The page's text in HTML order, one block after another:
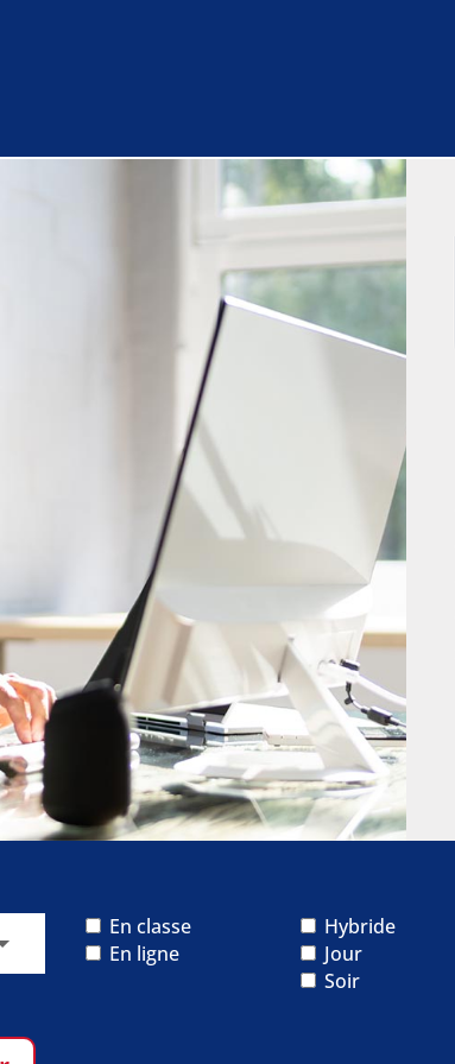
En classe
En ligne
Hybride
Jour
Soir